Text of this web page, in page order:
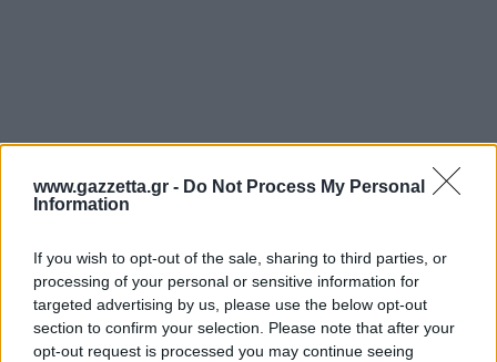
www.gazzetta.gr - Do Not Process My Personal
Information
If you wish to opt-out of the sale, sharing to third parties, or
processing of your personal or sensitive information for
targeted advertising by us, please use the below opt-out
section to confirm your selection. Please note that after your
opt-out request is processed you may continue seeing